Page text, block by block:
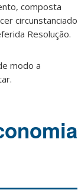
composta
circunstanciado
Resolução.
modo a